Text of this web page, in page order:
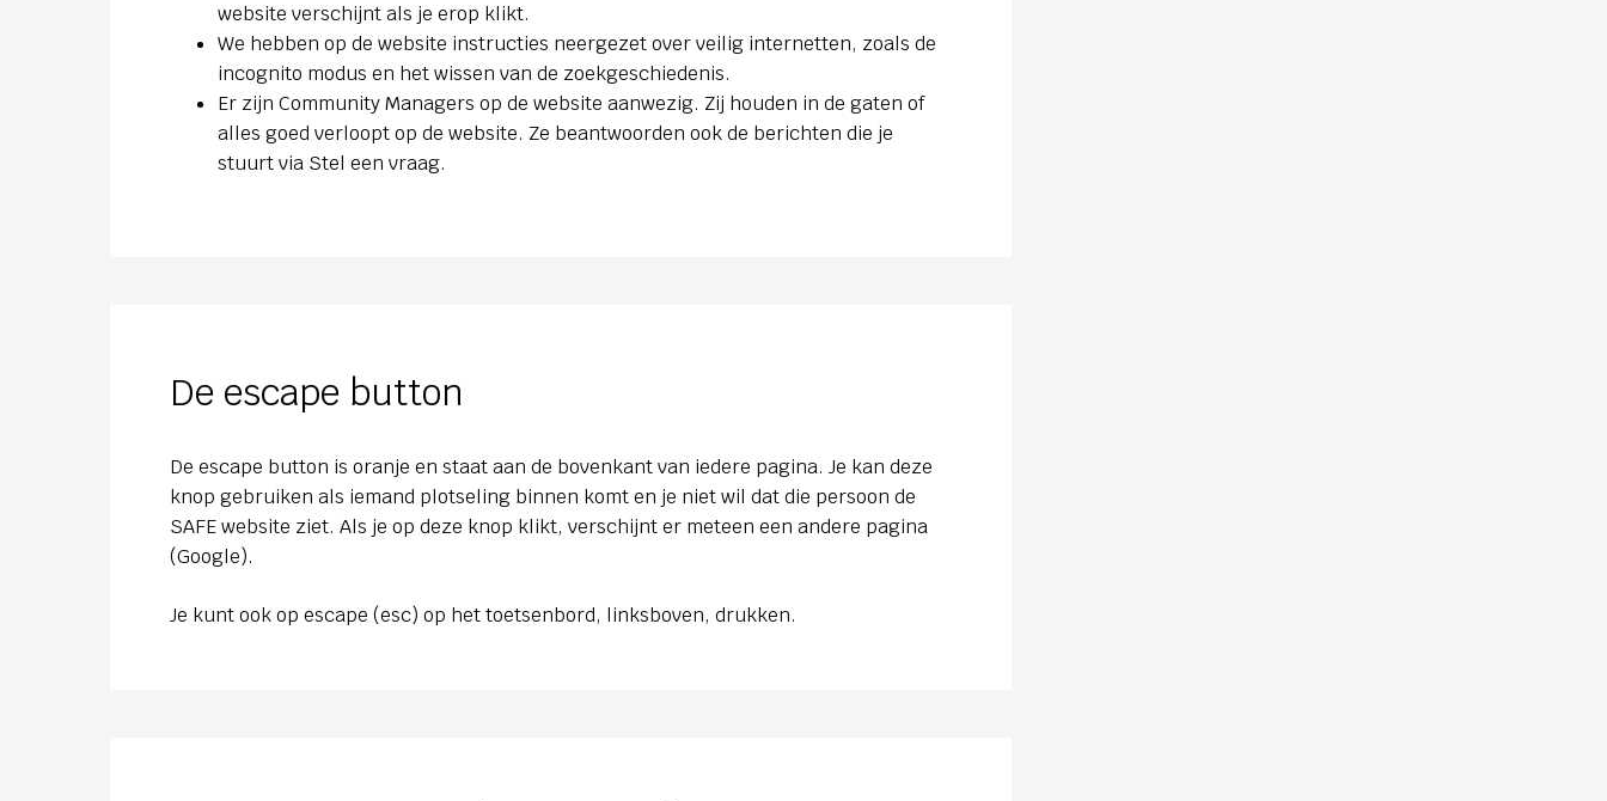
website verschijnt als je erop klikt.
We hebben op de website instructies neergezet over veilig internetten, zoals de
incognito modus en het wissen van de zoekgeschiedenis.
Er zijn Community Managers op de website aanwezig. Zij houden in de gaten of
alles goed verloopt op de website. Ze beantwoorden ook de berichten die je
stuurt via Stel een vraag.
De escape button
De escape button is oranje en staat aan de bovenkant van iedere pagina. Je kan deze
knop gebruiken als iemand plotseling binnen komt en je niet wil dat die persoon de
SAFE website ziet. Als je op deze knop klikt, verschijnt er meteen een andere pagina
(Google).
Je kunt ook op escape (esc) op het toetsenbord, linksboven, drukken.